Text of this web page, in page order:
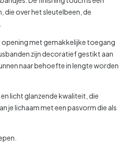
die over het sleutelbeen, de
opening met gemakkelijke toegang
zijn decoratief gestikt aan
naar behoefte in lengte worden
licht glanzende kwaliteit, die
je lichaam met een pasvorm die als